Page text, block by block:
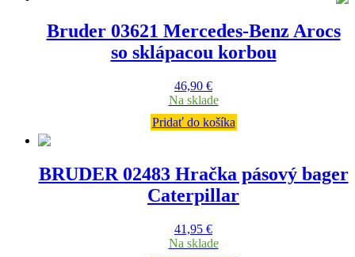
Bruder 03621 Mercedes-Benz Arocs
so sklápacou korbou
46,90 €
Na sklade
Pridať do košíka
BRUDER 02483 Hračka pásový bager
Caterpillar
41,95 €
Na sklade